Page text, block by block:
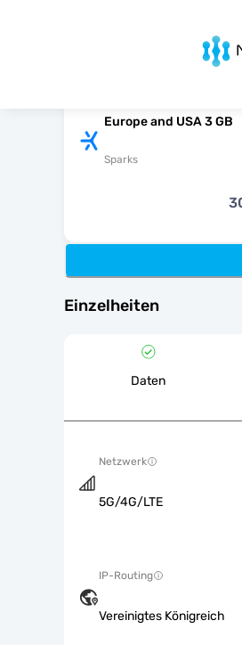
Europe and USA 3 GB
Sparks
Einzelheiten
Daten
Netzwerk
5G/4G/LTE
IP-Routing
Vereinigtes Königreich